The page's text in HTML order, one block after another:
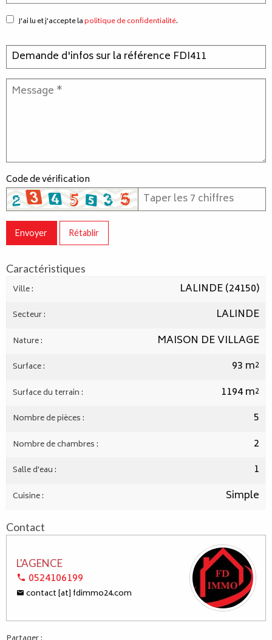
J'ai lu et j'accepte lapolitique de confidentialité.
Code de vérification
Envoyer Rétablir
Caractéristiques
Ville :
LALINDE (24150)
Secteur : LALINDE
Nature : MAISON DE VILLAGE
Surface : 93 m²
Surface du terrain : 1194 m²
Nombre de pièces : 5
Nombre de chambres : 2
Salle d'eau : 1
Cuisine : Simple
Contact
L'AGENCE
0524106199
contact [at] fdimmo24.com